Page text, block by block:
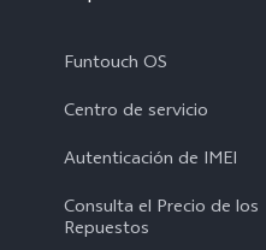
Funtouch OS
Centro de servicio
Autenticación de IMEI
Consulta el Precio de los
Repuestos